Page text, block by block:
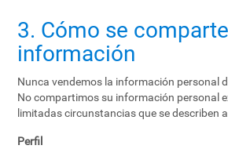
3. Cómo se
información
Nunca vendemos la información personal
No compartimos su información personal
limitadas circunstancias que se describen
Perfil